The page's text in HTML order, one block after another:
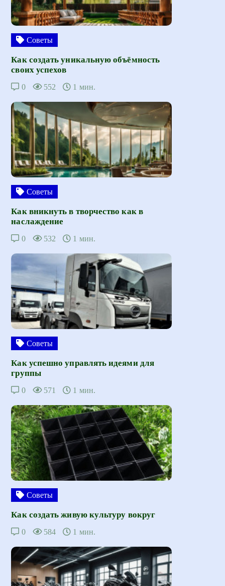
Советы
Как создать уникальную объёмность
своих успехов
0 552 1 мин.
Советы
Как вникнуть в творчество как в
наслаждение
0 532 1 мин.
Советы
Как успешно управлять идеями для
группы
0 571 1 мин.
Советы
Как создать живую культуру вокруг
0 584 1 мин.